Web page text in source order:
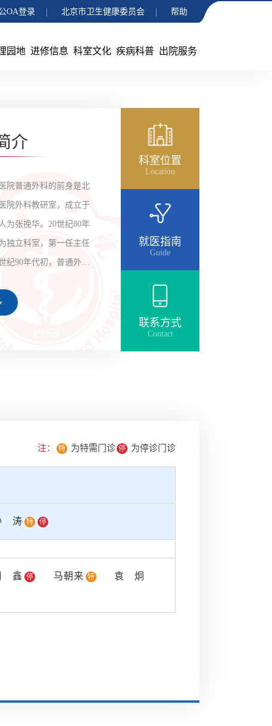
OA登录 北京市卫生健康委员会 帮助
园地 进修信息 科室文化 疾病科普 出院服务
介
院普通外科的前身是北
院外科教研室，成立于
为张挽华。20世纪80年
独立科室，第一任主任
纪90年代初，普通外科
组和门脉高压组，1991
科室位置
Location
就医指南
Guide
联系方式
Contact
注： 特 为特需门诊 停 为停诊门诊
涛 特 停
鑫 停 马朝来 特
袁炯